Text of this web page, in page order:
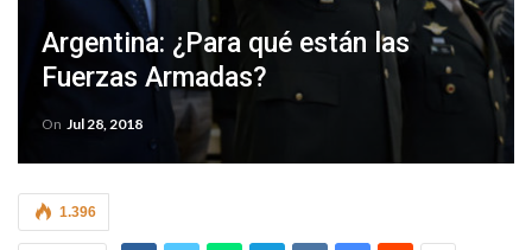
Argentina: ¿Para qué están las
Fuerzas Armadas?
On Jul 28, 2018
1.396